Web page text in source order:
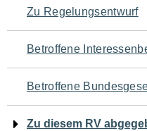
den
Seiteninhalt
Zu Regelungsentwurf
Betroffene
Betroffene
Zu diesem RV